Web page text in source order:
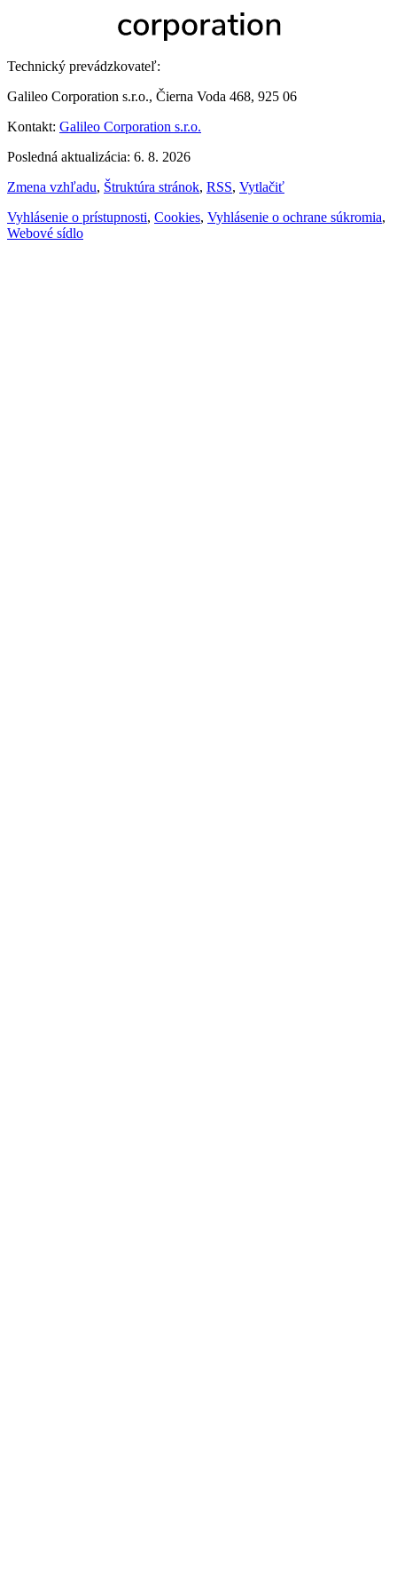
Technický prevádzkovateľ:
Galileo Corporation s.r.o., Čierna Voda 468, 925 06
Kontakt: Galileo Corporation s.r.o.
Posledná aktualizácia: 6. 8. 2026
Zmena vzhľadu, Štruktúra stránok, RSS, Vytlačiť
Vyhlásenie o prístupnosti, Cookies, Vyhlásenie o ochrane súkromia,
Webové sídlo